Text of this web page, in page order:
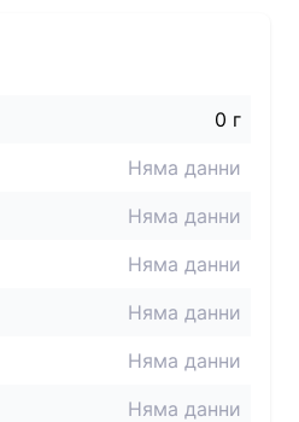
0 г
Няма данни
Няма данни
Няма данни
Няма данни
Няма данни
Няма данни